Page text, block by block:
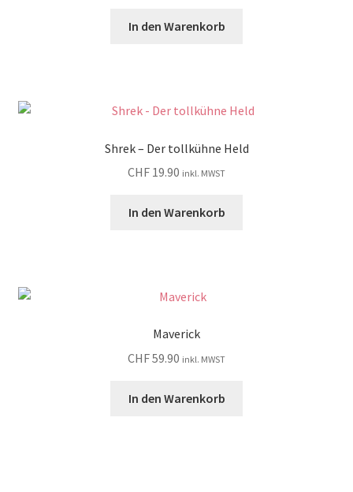
In den Warenkorb
Shrek – Der tollkühne Held
CHF 19.90 inkl. MWST
In den Warenkorb
Maverick
CHF59.90 inkl. MWST
In den Warenkorb